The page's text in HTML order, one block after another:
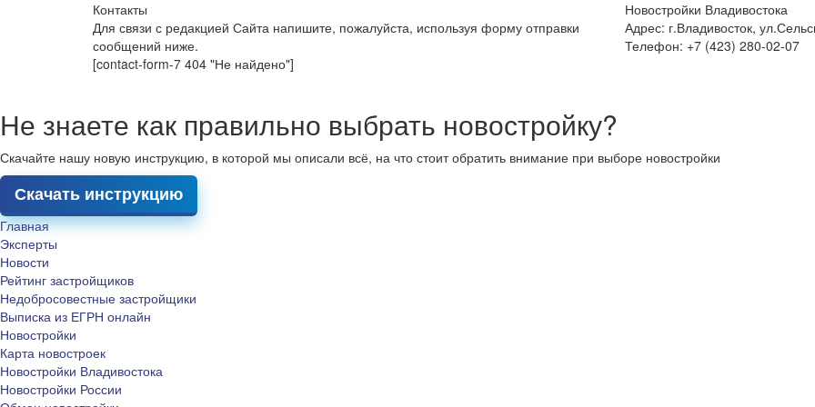
Контакты
Для связи с редакцией Сайта напишите, пожалуйста, используя форму отправки
сообщений ниже.
[contact-form-7 404 "Не найдено"]
Новостройки Владивостока
Адрес: г.Владивосток,
Телефон: +7 (423) 280-02-07
Не знаете как правильно выбрать новостройку?
Скачайте нашу новую инструкцию, в которой мы описали всё, на что стоит обратить внимание при выборе новостройки
Скачать инструкцию
Главная
Эксперты
Новости
Рейтинг застройщиков
Недобросовестные застройщики
Выписка из ЕГРН онлайн
Новостройки
Карта новостроек
Новостройки Владивостока
Новостройки России